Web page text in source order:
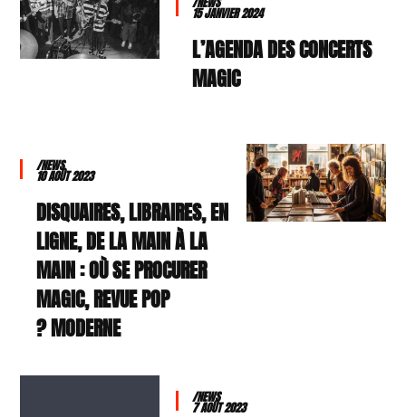
15 JANVIER 2024
L’AGENDA DES CONCERTS
MAGIC
/NEWS
10 AOÛT 2023
DISQUAIRES, LIBRAIRES, EN
LIGNE, DE LA MAIN À LA
MAIN : OÙ SE PROCURER
MAGIC, REVUE POP
MODERNE ?
/NEWS
7 AOÛT 2023